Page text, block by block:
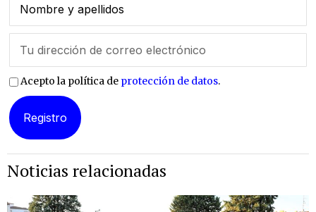
Acepto la política de protección de datos.
Noticias relacionadas